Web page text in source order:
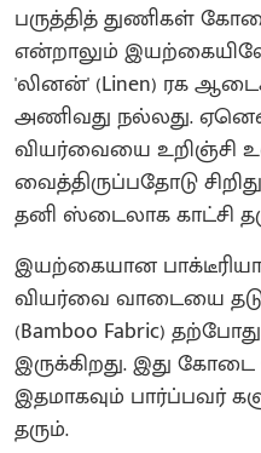
பருத்தித் துணிகள்
என்றாலும்
'லினன்' (Linen) ரக
அணிவது நல்லது.
வியர்வையை உறிஞ்சி
வைத்திருப்பதோடு
தனி ஸ்டைலாக காட்சி
இயற்கையான பாக்டீரியா
வியர்வை வாடையை
(Bamboo Fabric)
இருக்கிறது. இது
இதமாகவும் பார்ப்பவர்
தரும்.